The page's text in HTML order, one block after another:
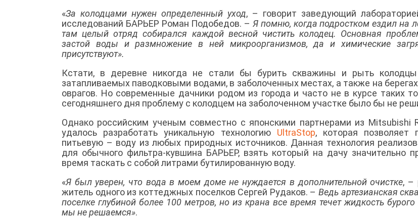
«За колодцами нужен определенный уход, – говорит заведующий
исследований БАРЬЕР Роман Подобедов. –Я помню, когда подростком ездил на
там целый отряд собирался каждой весной чистить колодец. Основная
застой воды и размножение в ней микроорганизмов, да и химические
присутствуют».
Кстати, в деревне никогда не стали бы бурить скважины и рыть колодцы
затапливаемых паводковыми водами, в заболоченных местах, а также на
оврагов. Но современные дачники родом из города и часто не в курсе таких
сегодняшнего дня проблему с колодцем на заболоченном участке было бы не
Однако российским ученым совместно с японскими партнерами из Mitsubishi
удалось разработать уникальную технологию UltraStop, которая позволяет
питьевую – воду из любых природных источников. Данная технология
для обычного фильтра-кувшина БАРЬЕР, взять который на дачу значительно
время таскать с собой литрами бутилированную воду.
«Я был уверен, что вода в моем доме не нуждается в дополнительной очистке, –
житель одного из коттеджных поселков Сергей Рудаков. –Ведь артезианская
поселке глубиной более 100 метров, но из крана все время течет жидкость бурого
мы не решаемся».